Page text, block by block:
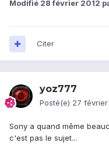
Modifié 28 février 2012
Citer
yoz777
Posté(e) 27 février
Sony a quand même
c'est pas le sujet...